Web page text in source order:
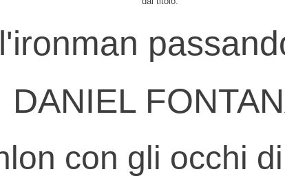
DANIEL
con gli occhi